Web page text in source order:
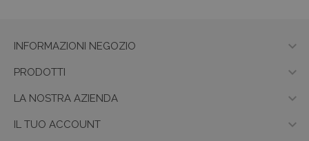
INFORMAZIONI NEGOZIO 
PRODOTTI 
LA NOSTRA AZIENDA 
IL TUO ACCOUNT 